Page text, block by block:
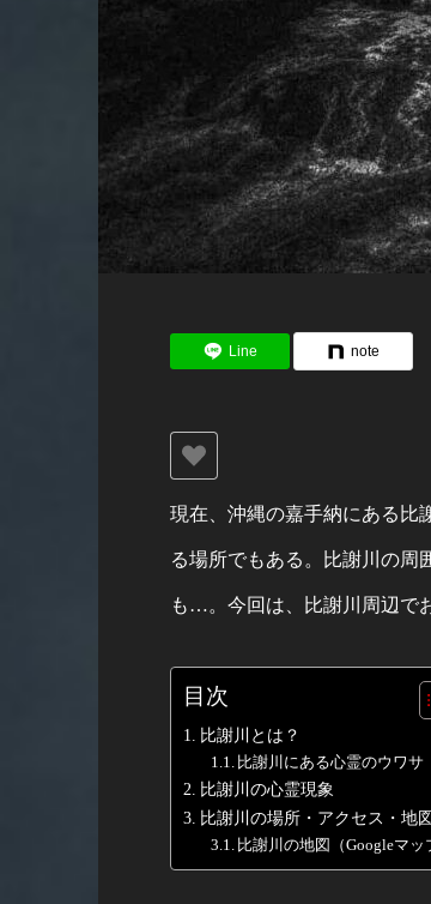
Line note
現在、沖縄の嘉手納にある比
る場所でもある。比謝川の周
も…。今回は、比謝川周辺で
目次
比謝川とは？
比謝川にある心霊のウワサ
比謝川の心霊現象
比謝川の場所・アクセス・地図
比謝川の地図（Googleマッ